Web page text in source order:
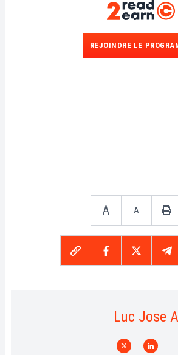
REJOINDRE LE
A A
Luc Jose